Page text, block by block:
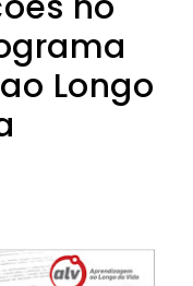
Longo